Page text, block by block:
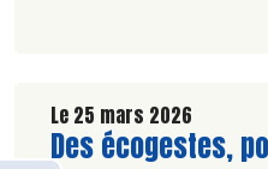
Le 25 mars 2026
Lire la suite de
Des écogestes,